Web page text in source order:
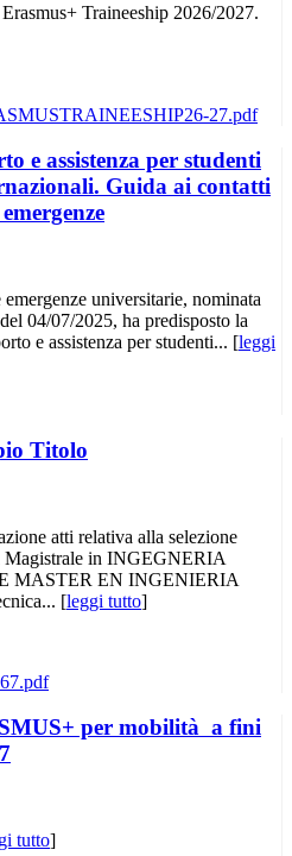
Traineeship 2026/2027.
e assistenza per studenti
Guida ai contatti
universitarie, nominata
04/07/2025, ha predisposto la
e assistenza per studenti... [leggi
Titolo
atti relativa alla selezione
in INGEGNERIA
MASTER EN INGENIERIA
[leggi tutto]
per mobilità a fini
tutto]